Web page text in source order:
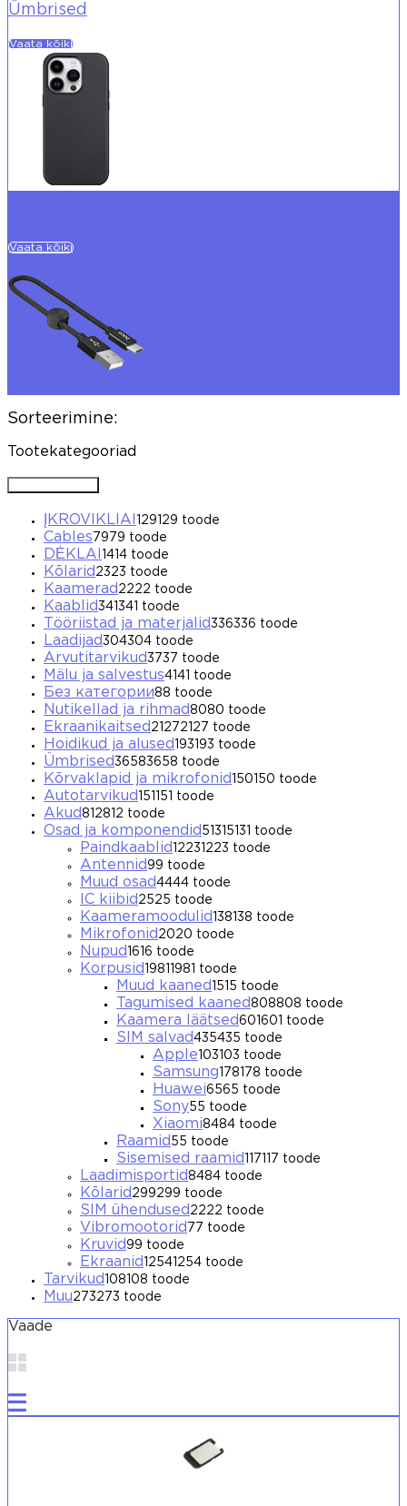
Ümbrised
Vaata kõiki
Vaata kõiki
Sorteerimine:
Tootekategooriad
ĮKROVIKLIAI 129 129 toode
Cables 79 79 toode
DĖKLAI 14 14 toode
Kõlarid 2323 toode
Kaamerad 2222 toode
Kaablid341 341 toode
Tööriistad ja materjalid336336 toode
Laadijad304304 toode
Arvutitarvikud3737 toode
Mälu ja salvestus41 41 toode
Без категории88 toode
Nutikellad ja rihmad 8080 toode
Ekraanikaitsed 21272127 toode
Hoidikud ja alused 193 193 toode
Ümbrised36583658 toode
Kõrvaklapid ja mikrofonid 150 150 toode
Autotarvikud 151 151 toode
Akud 812812 toode
Osad ja komponendid 5131 5131 toode
Paindkaablid 1223 1223 toode
Antennid 99 toode
Muud osad4444 toode
IC kiibid 2525 toode
Kaameramoodulid 138 138 toode
Mikrofonid 2020 toode
Nupud 16 16 toode
Korpusid 1981 1981 toode
Muud kaaned 15 15 toode
Tagumised kaaned 808808 toode
Kaamera läätsed601 601 toode
SIM salvad435435 toode
Apple 103 103 toode
Samsung 178 178 toode
Huawei6565 toode
Sony55 toode
Xiaomi8484 toode
Raamid 55 toode
Sisemised raamid 117 117 toode
Laadimisportid 8484 toode
Kõlarid 299299 toode
SIM ühendused 2222 toode
Vibromootorid 7 7 toode
Kruvid 99 toode
Ekraanid 1254 1254 toode
Tarvikud 108 108 toode
Muu273273 toode
Vaade